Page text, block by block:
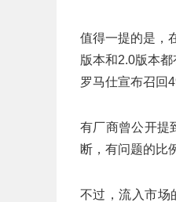
值得一提的是，
版本和2.0版本
罗马仕宣布召回
有厂商曾公开提
断，有问题的比
不过，流入市场